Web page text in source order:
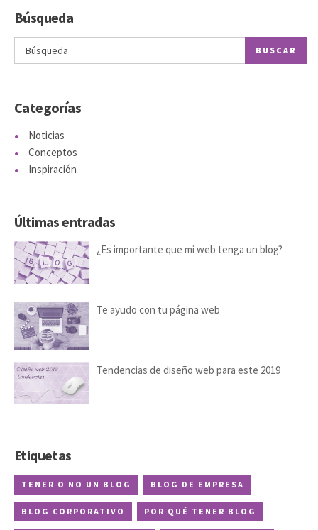
Búsqueda
BUSCAR
Categorías
Noticias
Conceptos
Inspiración
Últimas entradas
¿Es importante que mi web tenga un blog?
Te ayudo con tu página web
Tendencias de diseño web para este 2019
Etiquetas
TENER O NO UN BLOG BLOG DE EMPRESA
BLOG CORPORATIVO POR QUÉ TENER BLOG